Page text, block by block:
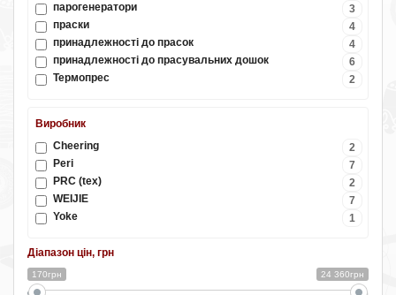
3
парогенератори
4
праски
4
принадлежності до прасок
6
принадлежності до прасувальних дошок
2
Термопрес
Виробник
2
Cheering
7
Peri
2
PRC (tex)
7
WEIJIE
1
Yoke
Діапазон цін, грн
170грн 24 360грн